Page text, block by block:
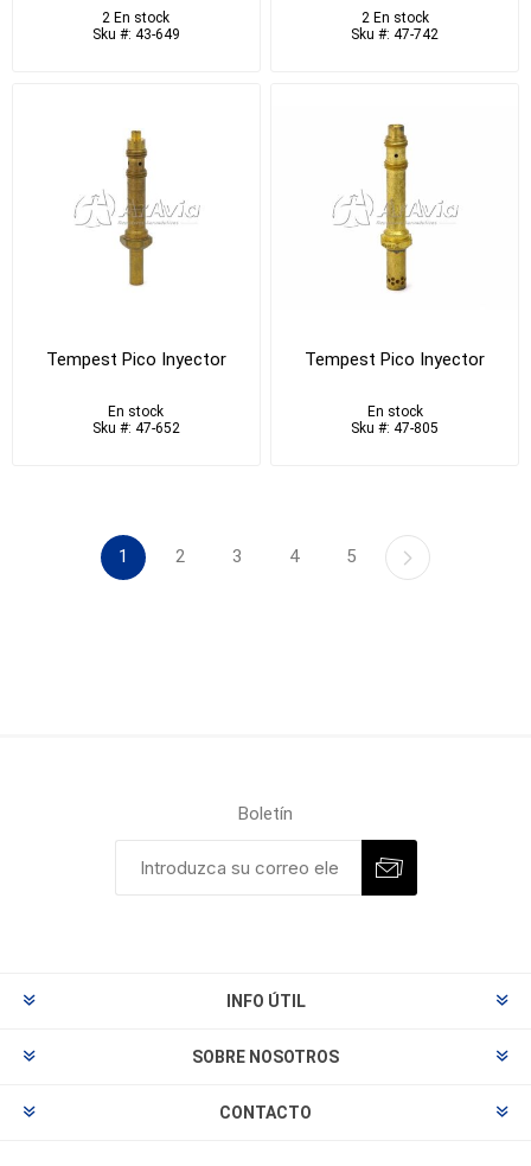
2 En stock
Sku #: 43-649
2 En stock
Sku #: 47-742
Tempest Pico Inyector
En stock
Sku #: 47-652
Tempest Pico Inyector
En stock
Sku #: 47-805
1 2 3 4 5
Boletín
INFO ÚTIL
SOBRE NOSOTROS
CONTACTO